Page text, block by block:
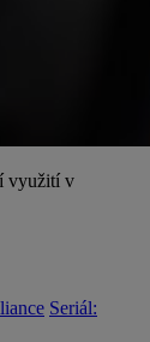
využití v
Seriál: